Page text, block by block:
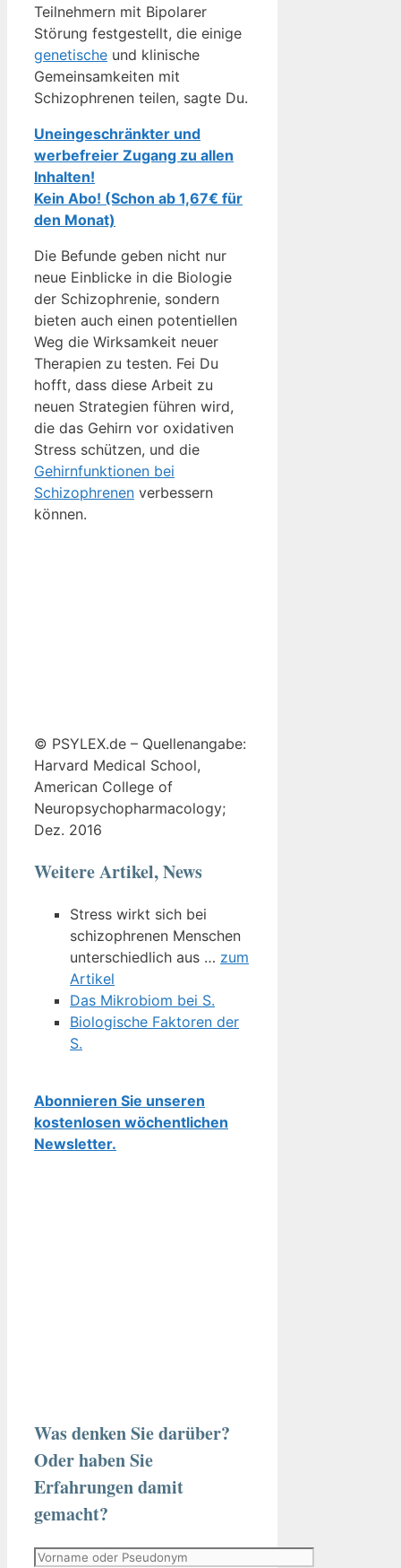
Teilnehmern mit Bipolarer
Störung festgestellt, die einige
genetische und klinische
Gemeinsamkeiten mit
Schizophrenen teilen, sagte Du.
Uneingeschränkter und
werbefreier Zugang zu allen
Inhalten!
Kein Abo! (Schon ab 1,67€ für
den Monat)
Die Befunde geben nicht nur
neue Einblicke in die Biologie
der Schizophrenie, sondern
bieten auch einen potentiellen
Weg die Wirksamkeit neuer
Therapien zu testen. Fei Du
hofft, dass diese Arbeit zu
neuen Strategien führen wird,
die das Gehirn vor oxidativen
Stress schützen, und die
Gehirnfunktionen bei
Schizophrenen verbessern
können.
© PSYLEX.de – Quellenangabe:
Harvard Medical School,
American College of
Neuropsychopharmacology;
Dez. 2016
Weitere Artikel, News
Stress wirkt sich bei
schizophrenen Menschen
unterschiedlich aus … zum
Artikel
Das Mikrobiom bei S.
Biologische Faktoren der
S.
Abonnieren Sie unseren
kostenlosen wöchentlichen
Newsletter.
Was denken Sie darüber?
Oder haben Sie
Erfahrungen damit
gemacht?
Vorname